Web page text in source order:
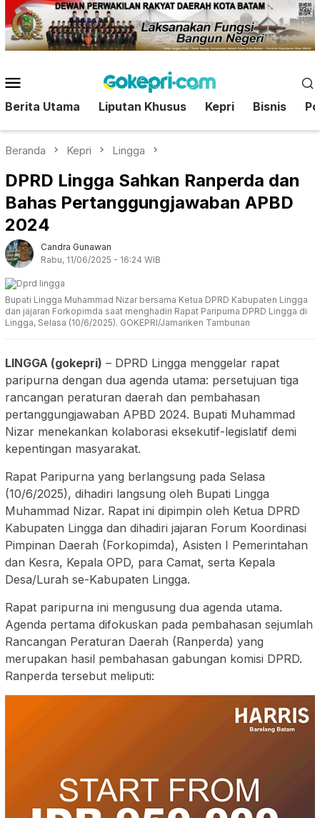
Loncat
ke
konten
Mobile
Berita Utama Liputan Khusus Kepri Bisnis
Beranda Kepri Lingga
DPRD Lingga Sahkan Ranperda dan
Bahas Pertanggungjawaban APBD
2024
Candra Gunawan
Rabu, 11/06/2025 - 16:24 WIB
Bupati Lingga Muhammad Nizar bersama Ketua DPRD Kabupaten Lingga
dan jajaran Forkopimda saat menghadiri Rapat Paripurna DPRD Lingga di
Lingga, Selasa (10/6/2025). GOKEPRI/Jamariken Tambunan
LINGGA (gokepri) – DPRD Lingga menggelar rapat
paripurna dengan dua agenda utama: persetujuan tiga
rancangan peraturan daerah dan pembahasan
pertanggungjawaban APBD 2024. Bupati Muhammad
Nizar menekankan kolaborasi eksekutif-legislatif demi
kepentingan masyarakat.
Rapat Paripurna yang berlangsung pada Selasa
(10/6/2025), dihadiri langsung oleh Bupati Lingga
Muhammad Nizar. Rapat ini dipimpin oleh Ketua DPRD
Kabupaten Lingga dan dihadiri jajaran Forum Koordinasi
Pimpinan Daerah (Forkopimda), Asisten I Pemerintahan
dan Kesra, Kepala OPD, para Camat, serta Kepala
Desa/Lurah se-Kabupaten Lingga.
Rapat paripurna ini mengusung dua agenda utama.
Agenda pertama difokuskan pada pembahasan sejumlah
Rancangan Peraturan Daerah (Ranperda) yang
merupakan hasil pembahasan gabungan komisi DPRD.
Ranperda tersebut meliputi: